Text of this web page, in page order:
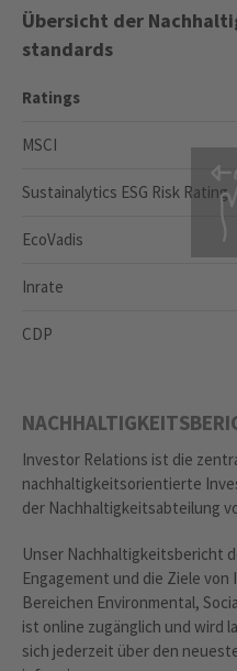
Übersicht der
standards
Ratings
MSCI
Sustainalytics ESG Risk Rating
EcoVadis
Inrate
CDP
Investor Relations ist die
nachhaltigkeitsorientierte
der Nachhaltigkeitsabteilung
Unser Nachhaltigkeitsbericht
Engagement und die Ziele
Bereichen Environmental,
ist online zugänglich und wird
sich jederzeit über den